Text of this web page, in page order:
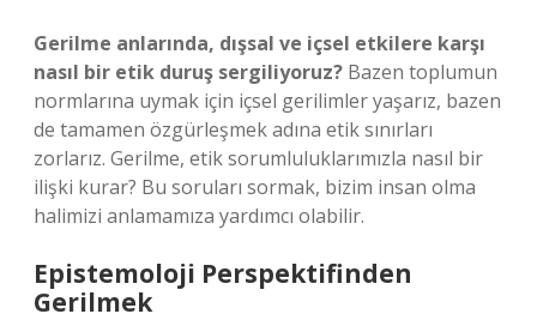
Gerilme anlarında, dışsal ve içsel etkilere karşı
nasıl bir etik duruş sergiliyoruz? Bazen toplumun
normlarına uymak için içsel gerilimler yaşarız, bazen
de tamamen özgürleşmek adına etik sınırları
zorlarız. Gerilme, etik sorumluluklarımızla nasıl bir
ilişki kurar? Bu soruları sormak, bizim insan olma
halimizi anlamamıza yardımcı olabilir.
Epistemoloji Perspektifinden
Gerilmek